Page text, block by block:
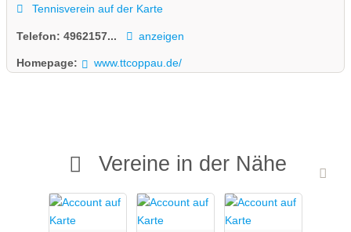
Tennisverein auf der Karte
Telefon: 4962157... anzeigen
Homepage: www.ttcoppau.de/
Vereine in der Nähe